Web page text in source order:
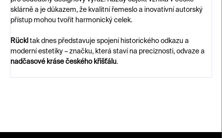
sklárně a je důkazem, že kvalitní řemeslo a inovativní autorský
přístup mohou tvořit harmonický celek.
Rückl tak dnes představuje spojení historického odkazu a
moderní estetiky – značku, která staví na preciznosti, odvaze a
nadčasové kráse českého křišťálu.